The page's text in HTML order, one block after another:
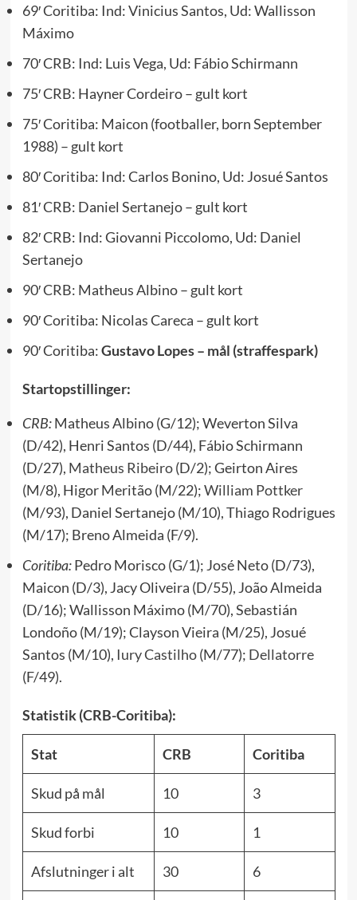
69′ Coritiba: Ind: Vinicius Santos, Ud: Wallisson
Máximo
70′ CRB: Ind: Luis Vega, Ud: Fábio Schirmann
75′ CRB: Hayner Cordeiro – gult kort
75′ Coritiba: Maicon (footballer, born September
1988) – gult kort
80′ Coritiba: Ind: Carlos Bonino, Ud: Josué Santos
81′ CRB: Daniel Sertanejo – gult kort
82′ CRB: Ind: Giovanni Piccolomo, Ud: Daniel
Sertanejo
90′ CRB: Matheus Albino – gult kort
90′ Coritiba: Nicolas Careca – gult kort
90′ Coritiba:Gustavo Lopes – mål (straffespark)
Startopstillinger:
CRB:Matheus Albino (G/12); Weverton Silva
(D/42), Henri Santos (D/44), Fábio Schirmann
(D/27), Matheus Ribeiro(D/2); Geirton Aires
(M/8), Higor Meritão (M/22);William Pottker
(M/93), Daniel Sertanejo (M/10), Thiago Rodrigues
(M/17); Breno Almeida (F/9).
Coritiba:Pedro Morisco (G/1); José Neto (D/73),
Maicon (D/3), Jacy Oliveira (D/55), João Almeida
(D/16); Wallisson Máximo (M/70), Sebastián
Londoño (M/19); Clayson Vieira (M/25), Josué
Santos (M/10), Iury Castilho(M/77); Dellatorre
(F/49).
Statistik (CRB-Coritiba):
Stat CRB Coritiba
Skud på mål 10 3
Skud forbi 10 1
Afslutninger i alt 30 6